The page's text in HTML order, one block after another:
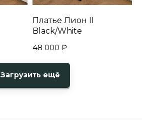
Платье Лион II
Black/White
48 000 ₽
Загрузить ещё